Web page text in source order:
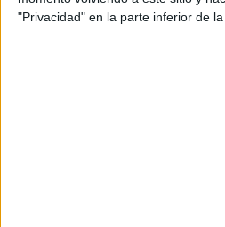
"Privacidad" en la parte inferior de la